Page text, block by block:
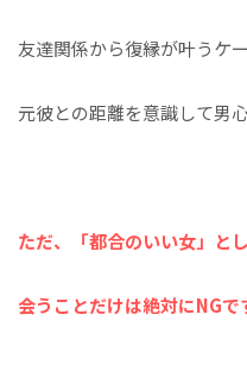
友達関係から復縁が叶うケー
元彼との距離を意識して男
ただ、「都合のいい女」と
会うことだけは絶対にNGで